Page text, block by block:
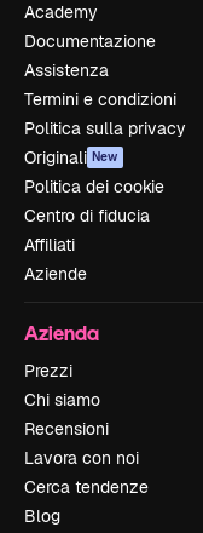
Academy
Documentazione
Assistenza
Termini e condizioni
Politica sulla privacy
Originali New
Politica dei cookie
Centro di fiducia
Affiliati
Aziende
Azienda
Prezzi
Chi siamo
Recensioni
Lavora con noi
Cerca tendenze
Blog